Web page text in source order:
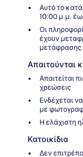
Αυτό το
10:00 μ.μ.
Οι
έχουν
μετάφρασης.
Απαιτούνται
Απαιτείται
χρεώσεις
Ενδέχεται
με
Η ελάχιστη
Κατοικίδια
Δεν